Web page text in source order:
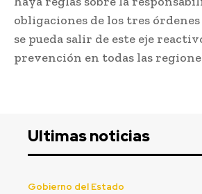
obligaciones de los tres
se pueda salir de este eje
prevención en todas las
Ultimas noticias
Gobierno del Estado